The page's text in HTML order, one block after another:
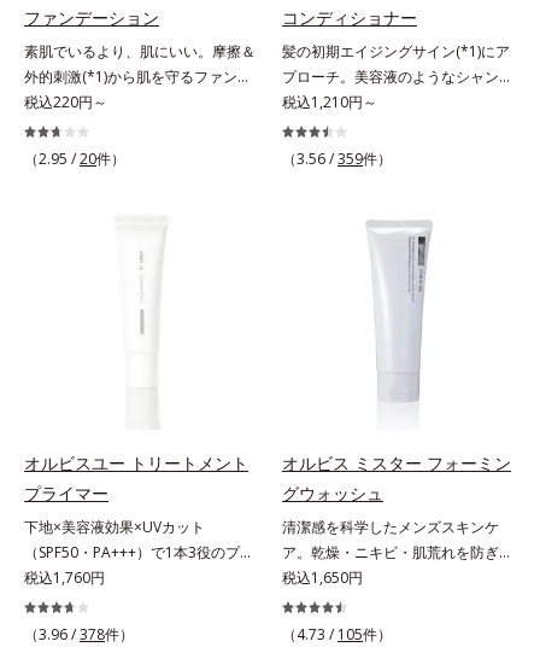
し、くずれ＆テカリを防いでサラサ
ラ肌が長時間続きます。パウダータ
イプながら、SPF50+・PA++++。パ
ウダーならではの軽いつけごこち
で、日焼け止めが苦手な方にもおす
すめです。水や汗に強いスーパーウ
シリカ、セルロース、窒化ホウ素配
合＝セミマット肌を叶える球状と板
状の粉体*2 シリカ6種類、セルロー
ス*3 シリカ配合＝皮脂を吸着する
来から配合している美白有効成分
「トラネキサム酸」を配合しまし
た。さらに、シリーズ共通の美容成
分(*7)「GLルートブースター(*9)」
を配合することで、肌のふっくら感
や透明感を叶えます。美白ケアしな
(*10)のハリと透明感を。効果的な
シナジー設計で、あなたのエイジン
グケアを応援します。*1 メラニン
の生成を抑え、シミ・ソバカスを防
るおいによる*5 乾燥、ハリ・ツヤ
ロニセラカエルレア果汁、ノバラエ
キス配合＝うるおいを与えハリと透
明感に満ちた肌へ導く保湿成分*9
メマツヨイグサ抽出液、スイカズラ
エキス配合＝角層のすみずみまで水
分・油分を保ち、ハリ・ツヤを与え
る保湿成分*10 気持ちのこと各商品
の詳しい情報は商品ページをご覧く
ファンデーション
素肌でいるより、肌にいい。摩擦＆
外的刺激(*1)から肌を守るファンデ
ーション。肌荒れやニキビがある
と、ファンデーションを塗っていい
か悩むもの。とはいえ、素肌のまま
れしやすい、ニキビができやすい人
こそ、肌負担が少ない低刺激設計の
ファンデーションで守るのがベス
ト。「クリアフル エッセンス カバ
ー ファンデーション」は紫外線吸
ことを考えた設計。さらに美容成分
に包まれた水分保持力の高い粉体や
和漢植物由来成分をはじめとした、
肌をいたわる保湿成分をたっぷり配
合しました。肌にやさしいだけでな
く、毛穴や凸凹、赤みをカバーし
て、自然な陶器肌を叶えます。*1
乾燥など*2 すべての人に皮膚刺激
がおきないというわけではありませ
税込220円～
（2.95 /20件）
コンディショナー
髪の初期エイジングサイン(*1)にア
プローチ。美容液のようなシャンプ
ー＆コンディショナーで触れていた
くなるうるツヤ髪へ。「髪のうねり
が気になる」「乾燥してパサつく」
アプローチする、オルビスのモイス
トセラムシリーズ。まるでスキンケ
アアイテムのように美容液成分(*2)
を6つも配合。保水してうるおいを
行き渡らせる浸透力と、うるおいを
用。髪のうねりを抑え、スタイリン
グのしやすい、ずっと触れていたく
なるうるツヤ髪へと導きます。ヒノ
キ、ラベンダー、ゼラニウムによる
リフレッシュアロマの香りで、バス
ルームがここちよいリラックス空間
に。*1 うねり、パサつき*2 保湿成
分
税込1,210円～
（3.56 /359件）
オルビスユー トリートメント
プライマー
下地×美容液効果×UVカット
（SPF50・PA+++）で1本3役のプラ
イマー。凹凸をつるんとなめらかに
(*1)整え、化粧ノリUPの高機能化粧
下地。“塗るたび高まる、素肌の美
税込1,760円
（3.96 /378件）
オルビス ミスター フォーミン
グウォッシュ
清潔感を科学したメンズスキンケ
ア。乾燥・ニキビ・肌荒れを防ぎハ
リ・ツヤのある、好印象な清潔透明
肌(*1)へ。オルビス ミスターは、男
性の清潔感、爽やかさ、若々しさの
税込1,650円
（4.73 / 105件）